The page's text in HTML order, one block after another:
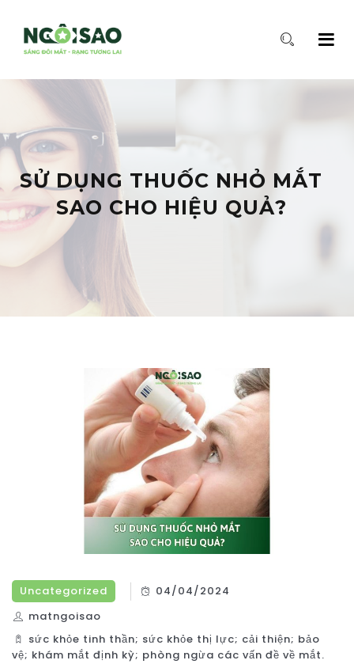
SỬ DỤNG THUỐC NHỎ MẮT
SAO CHO HIỆU QUẢ?
Uncategorized
04/04/2024
matngoisao
sức khỏe tinh thần; sức khỏe thị lực; cải thiện; bảo
vệ; khám mắt định kỳ; phòng ngừa các vấn đề về mắt.